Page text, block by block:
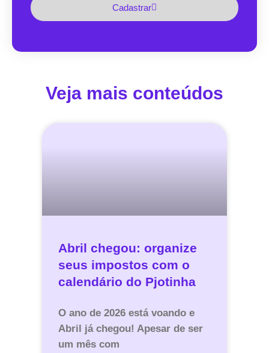
Cadastrar
Veja mais conteúdos
Abril chegou: organize
seus impostos com o
calendário do Pjotinha
O ano de 2026 está voando e
Abril já chegou! Apesar de ser
um mês com